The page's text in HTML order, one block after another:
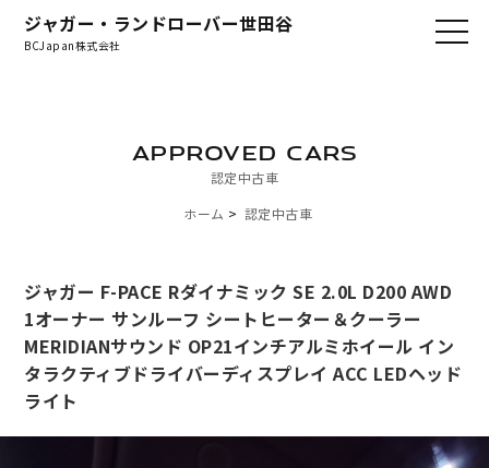
ジャガー・ランドローバー世田谷
BCJapan株式会社
認定中古車
APPROVED CARS
ホーム 認定中古車
ジャガー F-PACE Rダイナミック SE 2.0L D200 AWD
1オーナー サンルーフ シートヒーター＆クーラー
MERIDIANサウンド OP21インチアルミホイール イン
タラクティブドライバーディスプレイ ACC LEDヘッド
ライト